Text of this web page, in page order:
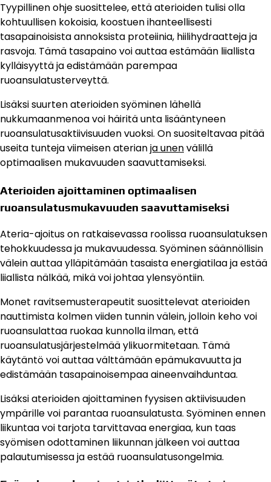
Tyypillinen ohje suosittelee, että aterioiden tulisi olla
kohtuullisen kokoisia, koostuen ihanteellisesti
tasapainoisista annoksista proteiinia, hiilihydraatteja ja
rasvoja. Tämä tasapaino voi auttaa estämään liiallista
kylläisyyttä ja edistämään parempaa
ruoansulatusterveyttä.
Lisäksi suurten aterioiden syöminen lähellä
nukkumaanmenoa voi häiritä unta lisääntyneen
ruoansulatusaktiivisuuden vuoksi. On suositeltavaa pitää
useita tunteja viimeisen aterianja unenvälillä
optimaalisen mukavuuden saavuttamiseksi.
Aterioiden ajoittaminen optimaalisen
ruoansulatusmukavuuden saavuttamiseksi
Ateria-ajoitus on ratkaisevassa roolissa ruoansulatuksen
tehokkuudessa ja mukavuudessa. Syöminen säännöllisin
välein auttaa ylläpitämään tasaista energiatilaa ja estää
liiallista nälkää, mikä voi johtaa ylensyöntiin.
Monet ravitsemusterapeutit suosittelevat aterioiden
nauttimista kolmen viiden tunnin välein, jolloin keho voi
ruoansulattaa ruokaa kunnolla ilman, että
ruoansulatusjärjestelmää ylikuormitetaan. Tämä
käytäntö voi auttaa välttämään epämukavuutta ja
edistämään tasapainoisempaa aineenvaihduntaa.
Lisäksi aterioiden ajoittaminen fyysisen aktiivisuuden
ympärille voi parantaa ruoansulatusta. Syöminen ennen
liikuntaa voi tarjota tarvittavaa energiaa, kun taas
syömisen odottaminen liikunnan jälkeen voi auttaa
palautumisessa ja estää ruoansulatusongelmia.